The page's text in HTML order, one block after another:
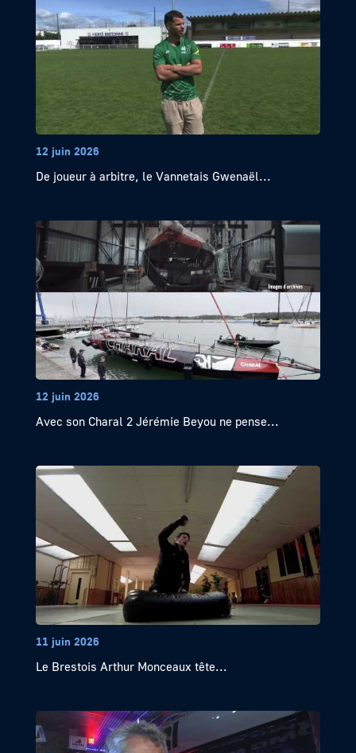
12 juin 2026
De joueur à arbitre, le Vannetais Gwenaël...
12 juin 2026
Avec son Charal 2 Jérémie Beyou ne pense...
11 juin 2026
Le Brestois Arthur Monceaux tête...